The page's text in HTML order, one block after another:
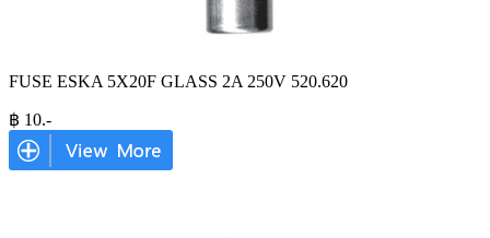
FUSE ESKA 5X20F GLASS 2A 250V 520.620
฿ 10.-